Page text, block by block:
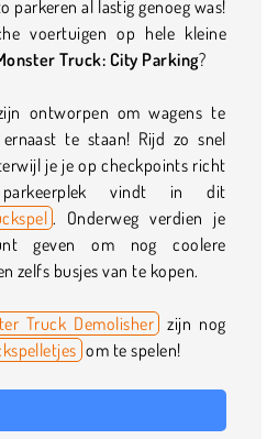
parkeren al lastig genoeg was!
voertuigen op hele kleine
Truck: City Parking?
ontworpen om wagens te
te staan! Rijd zo snel
je je op checkpoints richt
vindt in dit
. Onderweg verdien je
geven om nog coolere
zelfs busjes van te kopen.
Truck Demolisher zijn nog
om te spelen!